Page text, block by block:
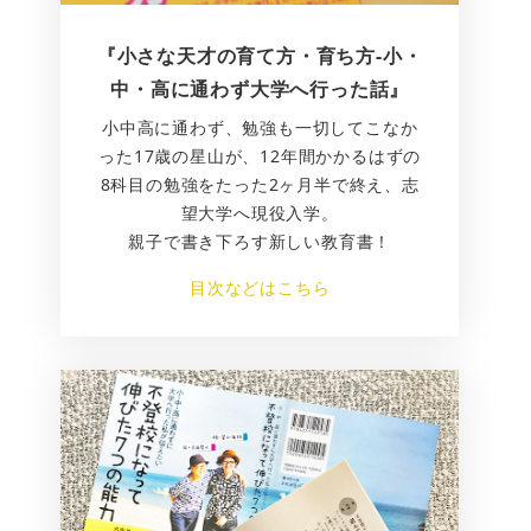
『小さな天才の育て方・育ち方-小・
中・高に通わず大学へ行った話』
小中高に通わず、勉強も一切してこなか
った17歳の星山が、12年間かかるはずの
8科目の勉強をたった2ヶ月半で終え、志
望大学へ現役入学。
親子で書き下ろす新しい教育書！
目次などはこちら